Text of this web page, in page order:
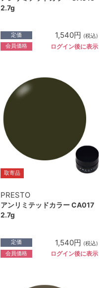
2.7g
定価 1,540円 (税込)
会員価格 ログイン後に表示
取寄品
PRESTO
アンリミテッドカラー CA017
2.7g
定価 1,540円 (税込)
会員価格 ログイン後に表示